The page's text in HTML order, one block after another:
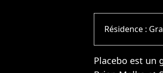
Résidence :
Placebo est un